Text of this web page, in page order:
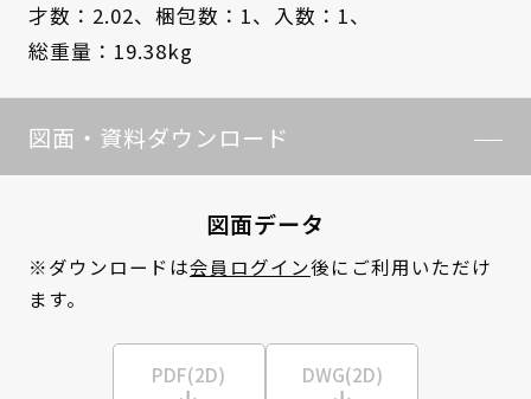
才数：2.02、 梱包数：1、 入数：1、
総重量：19.38kg
図面・資料ダウンロード
図面データ
※ダウンロードは会員ログイン後にご利用いただけ
ます。
PDF(2D) DWG(2D)